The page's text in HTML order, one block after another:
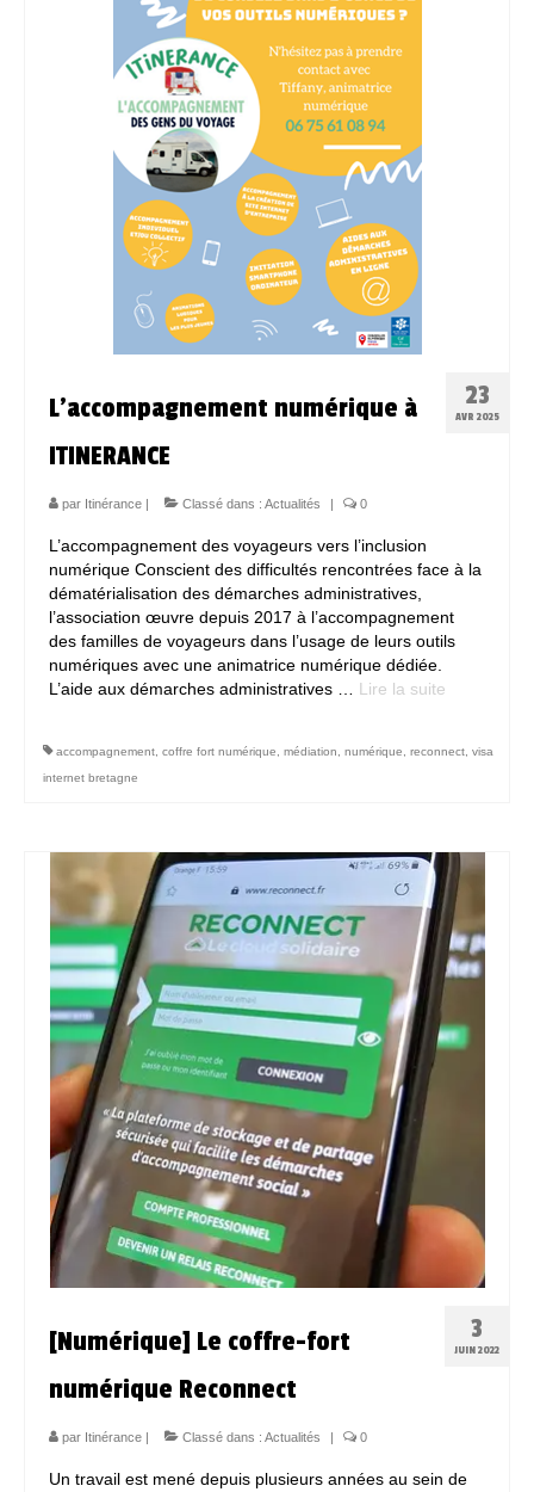
23
AVR 2025
L’accompagnement numérique à
ITINERANCE
par Itinérance | Classé dans : Actualités | 0
L’accompagnement des voyageurs vers l’inclusion
numérique Conscient des difficultés rencontrées face à la
dématérialisation des démarches administratives,
l’association œuvre depuis 2017 à l’accompagnement
des familles de voyageurs dans l’usage de leurs outils
numériques avec une animatrice numérique dédiée.
L’aide aux démarches administratives … Lire la suite­­
accompagnement coffre fort numérique médiation numérique reconnect visa
internet bretagne
3
JUIN 2022
[Numérique] Le coffre-fort
numérique Reconnect
par Itinérance | Classé dans : Actualités | 0
Un travail est mené depuis plusieurs années au sein de